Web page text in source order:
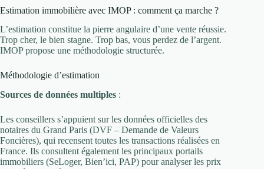
Estimation immobilière avec IMOP : comment ça marche ?
L’estimation constitue la pierre angulaire d’une vente réussie.
Trop cher, le bien stagne. Trop bas, vous perdez de l’argent.
IMOP propose une méthodologie structurée.
Méthodologie d’estimation
Sources de données multiples :
Les conseillers s’appuient sur les données officielles des
notaires du Grand Paris (DVF – Demande de Valeurs
Foncières), qui recensent toutes les transactions réalisées en
France. Ils consultent également les principaux portails
immobiliers (SeLoger, Bien’ici, PAP) pour analyser les prix